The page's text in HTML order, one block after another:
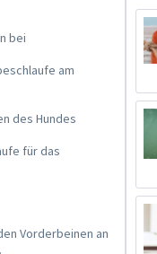
bei
am
des Hundes
für das
Vorderbeinen an